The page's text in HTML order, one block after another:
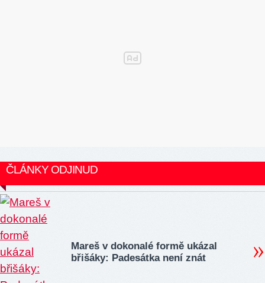
ČLÁNKY ODJINUD
Mareš v dokonalé formě ukázal
břišáky: Padesátka není znát